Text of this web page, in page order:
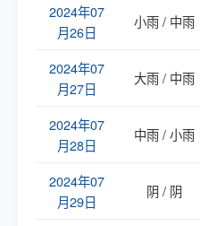
2024年07
月26日
小雨 / 中雨
2024年07
月27日
大雨 / 中雨
2024年07
月28日
中雨 / 小雨
2024年07
月29日
阴 / 阴